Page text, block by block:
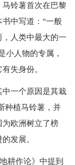
铃薯首次在巴黎
中写道：“一般
人类中最大的一
小人物的专属，
失身份。
一个原因是其栽
种植马铃薯，并
为欧洲树立了榜
发展。
耕作论》中提到